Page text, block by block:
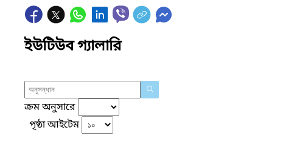
ইউটিউব গ্যালারি
ক্রম অনুসারে
পৃষ্ঠা আইটেম